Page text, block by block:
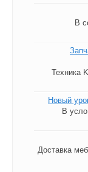
В
Техника
Новый
В
Доставка